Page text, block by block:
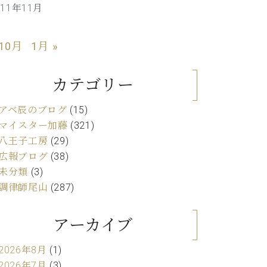
年11月
月 1月 »
カテゴリー
アベ辰のブログ (15)
イスター加藤 (321)
八王子工房 (29)
広報ブログ (38)
分類 (3)
律師尾山 (287)
アーカイブ
年8月 (1)